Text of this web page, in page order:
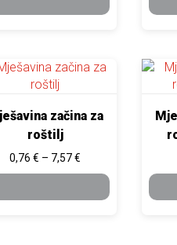
začina za
roštilj
0,76€ – 7,57€ Raspon cijena: od
proizvod ima više varijanti.Ovaj